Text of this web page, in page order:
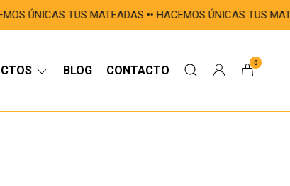
ÚNICAS TUS MATEADAS •ㅤㅤㅤㅤㅤㅤㅤㅤㅤㅤㅤ• HACEMOS ÚNICAS TUS
BLOG CONTACTO
0